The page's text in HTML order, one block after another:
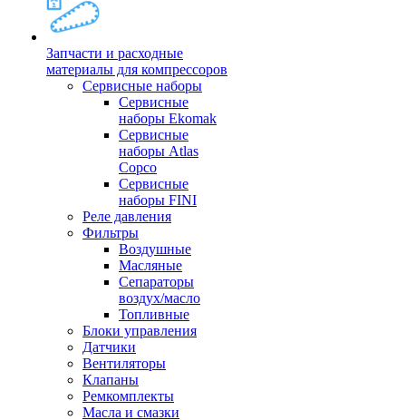
Запчасти и расходные
материалы для компрессоров
Cервисные наборы
Сервисные
наборы Ekomak
Cервисные
наборы Atlas
Copco
Сервисные
наборы FINI
Реле давления
Фильтры
Воздушные
Масляные
Сепараторы
воздух/масло
Топливные
Блоки управления
Датчики
Вентиляторы
Клапаны
Ремкомплекты
Масла и смазки